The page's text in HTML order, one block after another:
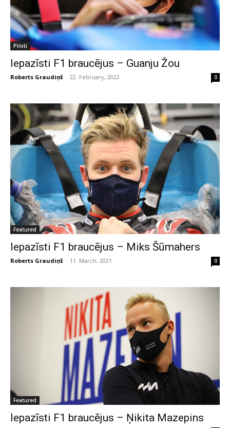
Piloti
Iepazīsti F1 braucējus – Guanju Žou
Roberts Graudiņš - 22. February, 2022 0
Featured
Iepazīsti F1 braucējus – Miks Šūmahers
Roberts Graudiņš - 11. March, 2021 0
Featured
Iepazīsti F1 braucējus – Ņikita Mazepins